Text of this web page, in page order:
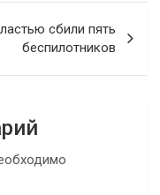
сбили пять
беспилотников